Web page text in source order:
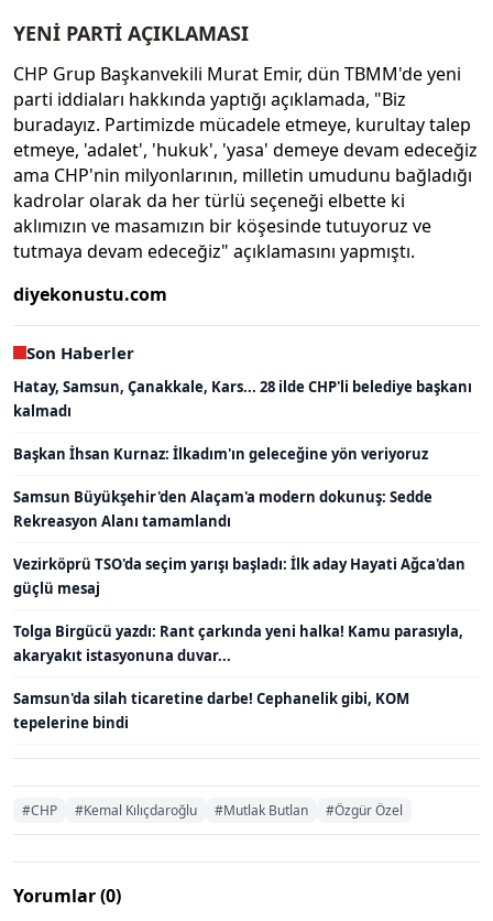
YENİ PARTİ AÇIKLAMASI
CHP Grup Başkanvekili Murat Emir, dün TBMM'de yeni
parti iddiaları hakkında yaptığı açıklamada, "Biz
buradayız. Partimizde mücadele etmeye, kurultay talep
etmeye, 'adalet', 'hukuk', 'yasa' demeye devam edeceğiz
ama CHP'nin milyonlarının, milletin umudunu bağladığı
kadrolar olarak da her türlü seçeneği elbette ki
aklımızın ve masamızın bir köşesinde tutuyoruz ve
tutmaya devam edeceğiz" açıklamasını yapmıştı.
diyekonustu.com
Son Haberler
Hatay, Samsun, Çanakkale, Kars... 28 ilde CHP'li belediye başkanı
kalmadı
Başkan İhsan Kurnaz: İlkadım'ın geleceğine yön veriyoruz
Samsun Büyükşehir'den Alaçam'a modern dokunuş: Sedde
Rekreasyon Alanı tamamlandı
Vezirköprü TSO'da seçim yarışı başladı: İlk aday Hayati Ağca'dan
güçlü mesaj
Tolga Birgücü yazdı: Rant çarkında yeni halka! Kamu parasıyla,
akaryakıt istasyonuna duvar...
Samsun'da silah ticaretine darbe! Cephanelik gibi, KOM
tepelerine bindi
#CHP #Kemal Kılıçdaroğlu #Mutlak Butlan #Özgür Özel
Yorumlar (0)